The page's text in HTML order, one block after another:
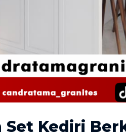
Kediri